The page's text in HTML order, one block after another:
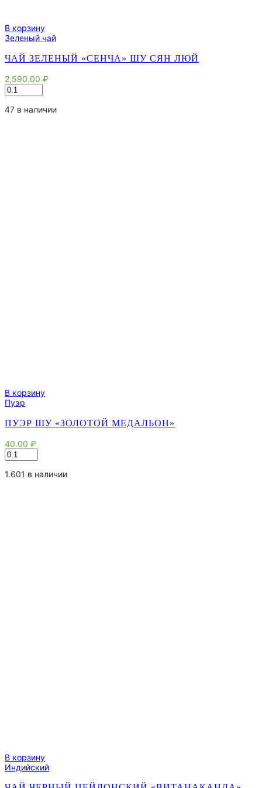
В корзину
Зеленый чай
ЧАЙ ЗЕЛЕНЫЙ «СЕНЧА» ШУ СЯН ЛЮЙ
2,590.00 ₽
Количество
товара
Чай
47 в наличии
В корзину
Пуэр
ПУЭР ШУ «ЗОЛОТОЙ МЕДАЛЬОН»
40.00 ₽
Количество
товара
Пуэр
1.601 в наличии
В корзину
Индийский